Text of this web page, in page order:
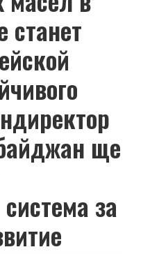
станет
ще
за